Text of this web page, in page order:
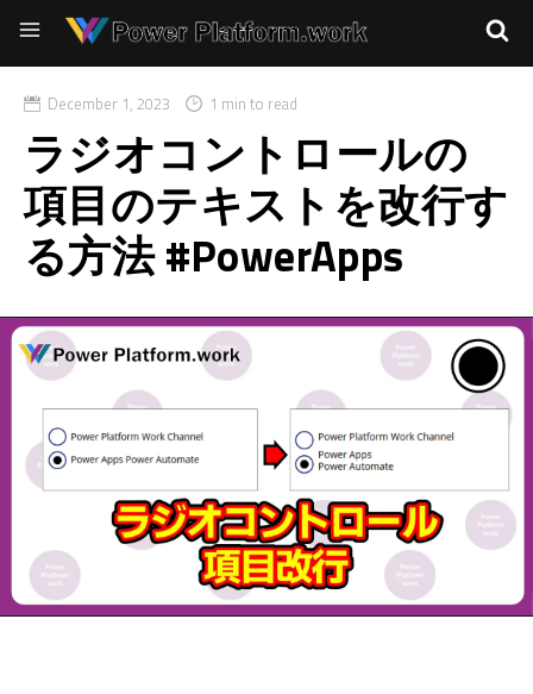
December 1, 2023 1 min to read
ラジオコントロールの
項目のテキストを改行す
る方法 #PowerApps